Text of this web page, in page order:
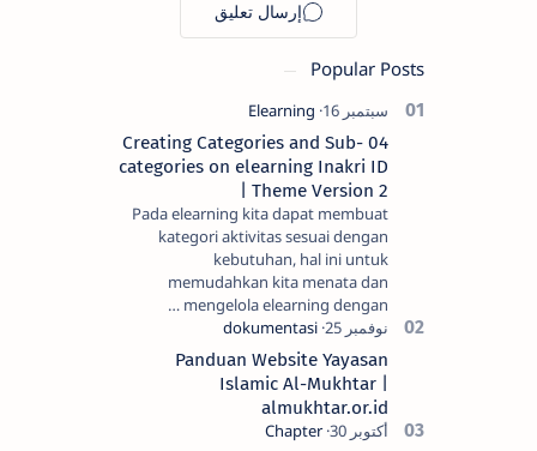
Popular Posts
04 Creating Categories and Sub-
categories on elearning Inakri ID
| Theme Version 2
Pada elearning kita dapat membuat
kategori aktivitas sesuai dengan
kebutuhan, hal ini untuk
memudahkan kita menata dan
mengelola elearning dengan …
Panduan Website Yayasan
Islamic Al-Mukhtar |
almukhtar.or.id